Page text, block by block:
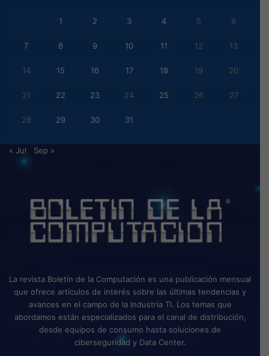
1 2 3 4 5 6
7 8 9 10 11 12 13
14 15 16 17 18 19 20
21 22 23 24 25 26 27
28 29 30 31
« Jul Sep »
La revista Boletín de la Computación es una publicación mensual
que ofrece artículos de interés sobre las últimas tendencias y
avances en el campo de la Industria TI. Los temas que
abordamos están especializados para el canal de distribución,
desde equipos de consumo hasta soluciones de
ciberseguridad y Data Center.